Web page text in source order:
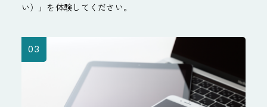
い）」を体験してください。
03